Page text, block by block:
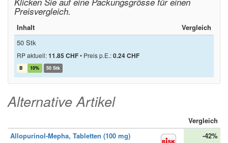
Preisvergleich.
Inhalt
Vergleich
50 Stk
RP aktuell:11.85 CHF• Preis p.E.:0.24 CHF
B 10% 50 Stk
Alternative Artikel
Vergleich
Allopurinol-Mepha, Tabletten (100 mg)
-42%